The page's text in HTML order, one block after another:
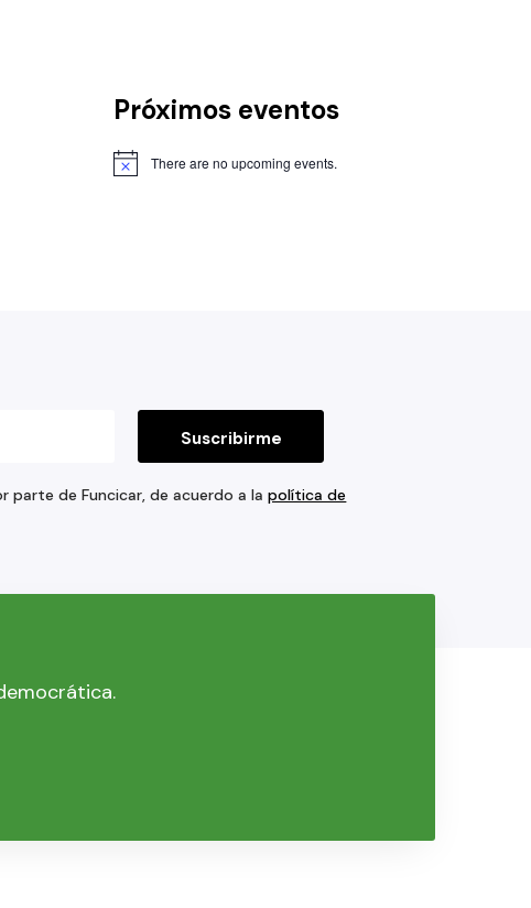
Próximos eventos
There are no upcoming events.
parte de Funcicar, de acuerdo a lapolítica de